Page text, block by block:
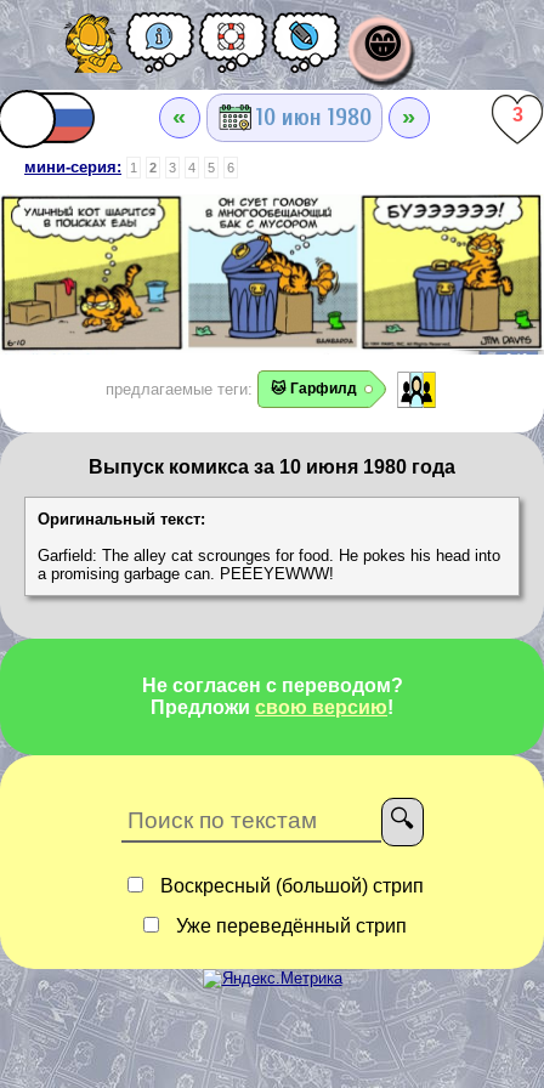
😁
« 10 июн 1980 » 3
мини-серия: 1 2 3 4 5 6
предлагаемые теги: 🐱 Гарфилд
Выпуск комикса за 10 июня 1980 года
Оригинальный текст:
Garfield: The alley cat scrounges for food. He pokes his head into
a promising garbage can. PEEEYEWWW!
Не согласен с переводом?
Предложи свою версию!
Воскресный (большой) стрип
Уже переведённый стрип